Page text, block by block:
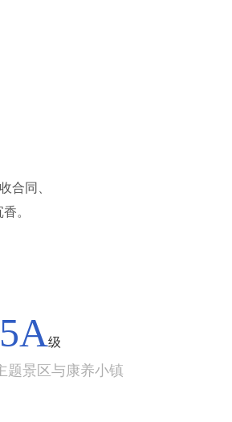
合同、
。
5A级
题景区与康养小镇